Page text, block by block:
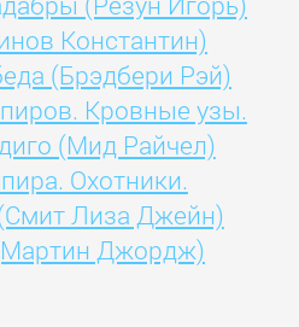
Константин)
(Брэдбери Рэй)
Кровные узы.
(Мид Райчел)
Охотники.
Лиза Джейн)
Джордж)